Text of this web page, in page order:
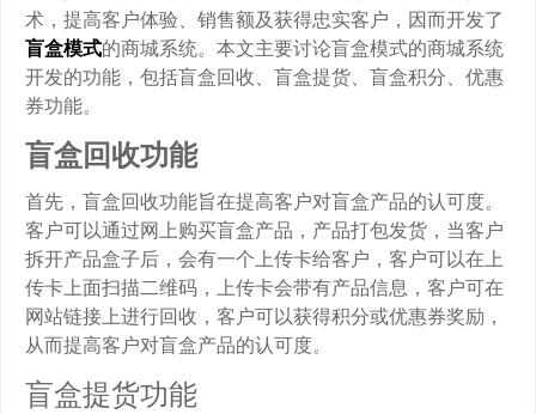
术，提高客户体验、销售额及获得忠实客户，因而开发了
盲盒模式的商城系统。本文主要讨论盲盒模式的商城系统
开发的功能，包括盲盒回收、盲盒提货、盲盒积分、优惠
券功能。
盲盒回收功能
首先，盲盒回收功能旨在提高客户对盲盒产品的认可度。
客户可以通过网上购买盲盒产品，产品打包发货，当客户
拆开产品盒子后，会有一个上传卡给客户，客户可以在上
传卡上面扫描二维码，上传卡会带有产品信息，客户可在
网站链接上进行回收，客户可以获得积分或优惠券奖励，
从而提高客户对盲盒产品的认可度。
盲盒提货功能